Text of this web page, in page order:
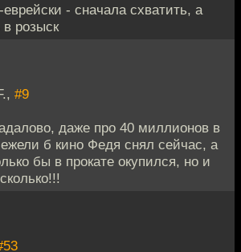
- сначала схватить, а
розыск
#9
даже про 40 миллионов в
б кино Федя снял сейчас, а
бы в прокате окупился, но и